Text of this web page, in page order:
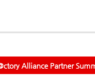
Alliance Partner